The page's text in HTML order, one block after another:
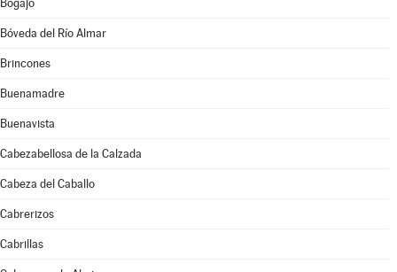
Bogajo
Bóveda del Río Almar
Brincones
Buenamadre
Buenavista
Cabezabellosa de la Calzada
Cabeza del Caballo
Cabrerizos
Cabrillas